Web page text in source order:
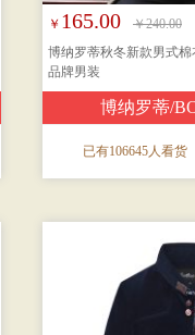
￥ 165.00
￥240.00
博纳罗蒂秋冬新款男式
品牌男装
博纳罗蒂/
已有106645人看货